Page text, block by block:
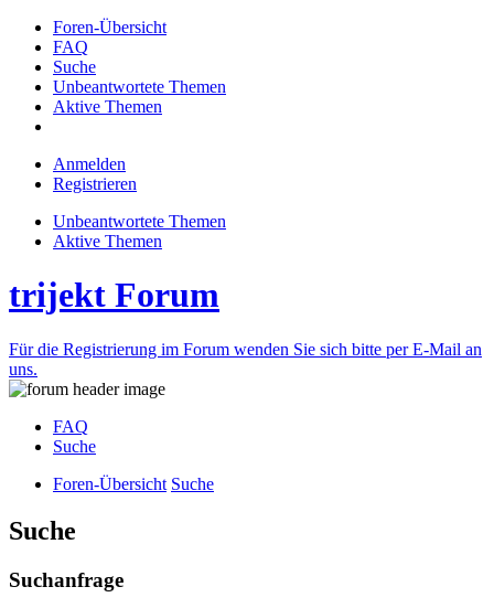
Foren-Übersicht
FAQ
Suche
Unbeantwortete Themen
Aktive Themen
Anmelden
Registrieren
Unbeantwortete Themen
Aktive Themen
trijekt Forum
Für die Registrierung im Forum wenden Sie sich bitte per E-Mail an
uns.
FAQ
Suche
Foren-Übersicht Suche
Suche
Suchanfrage